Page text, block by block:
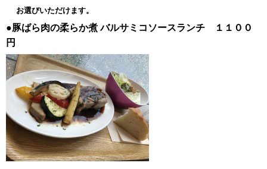
お選びいただけます。
●豚ばら肉の柔らか煮バルサミコソースランチ １１００
円